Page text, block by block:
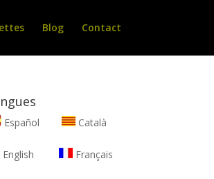
Blog Contact
Español Català
English Français